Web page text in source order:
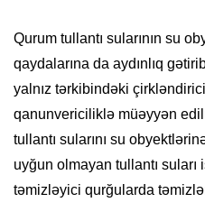
Qurum tullantı sularının su
qaydalarına da aydınlıq
yalnız tərkibindəki
qanunvericiliklə müəyyən
tullantı sularını su
uyğun olmayan tullantı
təmizləyici qurğularda